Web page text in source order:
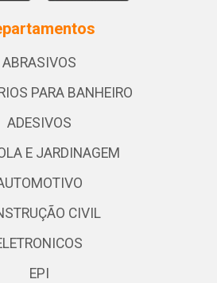
ABRASIVOS
PARA BANHEIRO
ADESIVOS
E JARDINAGEM
CIVIL
EPI